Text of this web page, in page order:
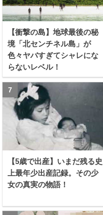
【衝撃の島】地球最後の秘
境「北センチネル島」が
色々ヤバすぎてシャレにな
らないレベル！
【5歳で出産】いまだ残る史
上最年少出産記録。その少
女の真実の物語！